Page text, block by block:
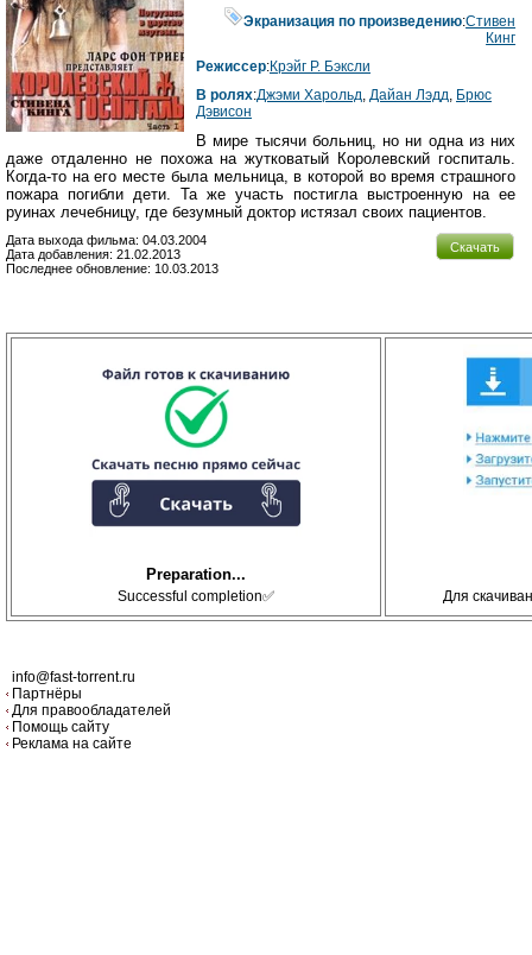
Экранизация по произведению:Стивен
Кинг
Режиссер:Крэйг Р. Бэксли
В ролях:Джэми Харольд Дайан Лэдд Брюс
Дэвисон
В мире тысячи больниц, но ни одна из них
даже отдаленно не похожа на жутковатый Королевский госпиталь.
Когда-то на его месте была мельница, в которой во время страшного
пожара погибли дети. Та же участь постигла выстроенную на ее
руинах лечебницу, где безумный доктор истязал своих пациентов.
Скачать
Дата выхода фильма: 04.03.2004
Дата добавления: 21.02.2013
Последнее обновление: 10.03.2013
Preparation...
Successful completion✅ Для
info@fast-torrent.ru
Партнёры
Для правообладателей
Помощь сайту
Реклама на сайте